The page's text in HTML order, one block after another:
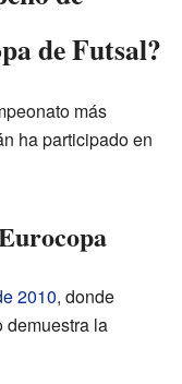
de Futsal?
más
ha participado en
2010, donde
demuestra la